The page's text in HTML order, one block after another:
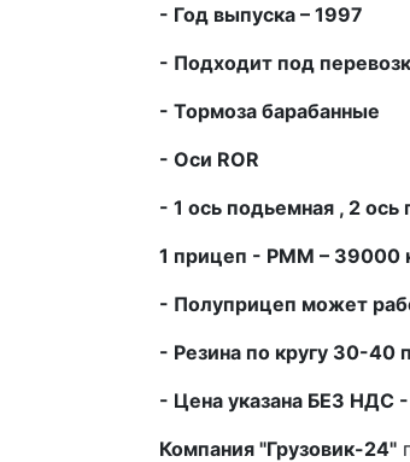
- Год выпуска – 1997
- Подходит под
- Тормоза барабанные
- Оси ROR
- 1 ось подьемная , 2
1 прицеп - РММ – 39000
- Полуприцеп может
- Резина по кругу 30-40
- Цена указана БЕЗ НДС -
Компания "Грузовик-24"